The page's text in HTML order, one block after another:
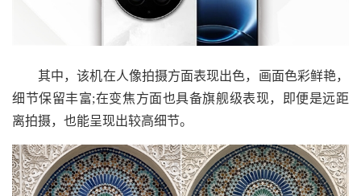
其中，该机在人像拍摄方面表现出色，画面色彩鲜艳，
细节保留丰富;在变焦方面也具备旗舰级表现，即便是远距
离拍摄，也能呈现出较高细节。